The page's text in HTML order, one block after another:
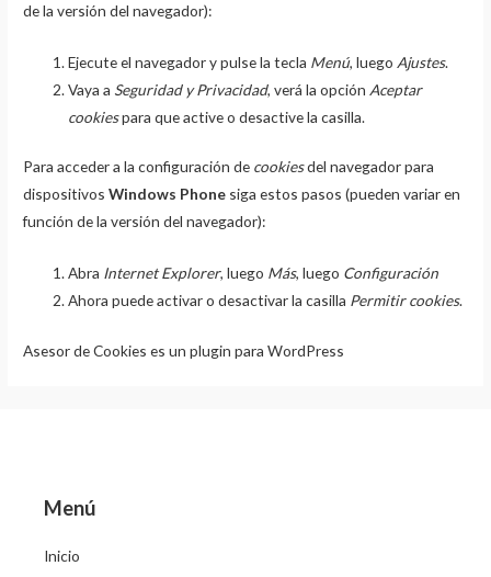
de la versión del navegador):
Ejecute el navegador y pulse la tecla Menú, luego Ajustes.
Vaya a Seguridad y Privacidad, verá la opción Aceptar
cookiespara que active o desactive la casilla.
Para acceder a la configuración de cookiesdel navegador para
dispositivosWindows Phone siga estos pasos (pueden variar en
función de la versión del navegador):
Abra Internet Explorer, luego Más, luego Configuración
Ahora puede activar o desactivar la casilla Permitir cookies.
Asesor de Cookies es unplugin para WordPress
Menú
Inicio